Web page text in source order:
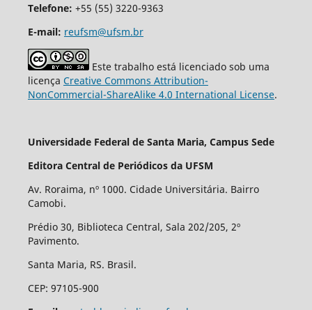
Telefone: +55 (55) 3220-9363
E-mail: reufsm@ufsm.br
Este trabalho está licenciado sob uma
licença Creative Commons Attribution-
NonCommercial-ShareAlike 4.0 International License.
Universidade Federal de Santa Maria, Campus Sede
Editora Central de Periódicos da UFSM
Av. Roraima, nº 1000. Cidade Universitária. Bairro
Camobi.
Prédio 30, Biblioteca Central, Sala 202/205, 2º
Pavimento.
Santa Maria, RS. Brasil.
CEP: 97105-900